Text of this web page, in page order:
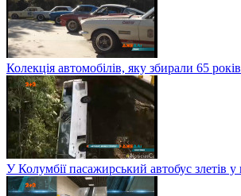
Колекція автомобілів, яку збирали 65 років
У Колумбії пасажирський автобус злетів у